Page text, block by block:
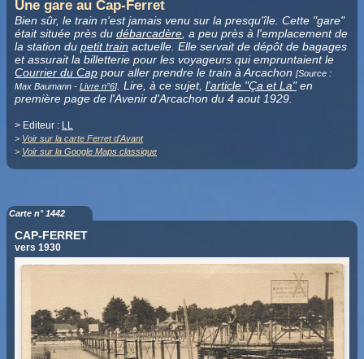
Une gare au Cap-Ferret
Bien sûr, le train n'est jamais venu sur la presqu'île. Cette "gare"
était située près du débarcadère, a peu près à l'emplacement de
la station du petit train actuelle. Elle servait de dépôt de bagages
et assurait la billetterie pour les voyageurs qui empruntaient le
Courrier du Cap pour aller prendre le train à Arcachon [Source :
Max Baumann - Livre n°6]. Lire, à ce sujet, l'article "Ça et La"en
première page de l'Avenir d'Arcachon du 4 aout 1929.
> Editeur : LL
> Voir sur la carte Ferret d'Avant
> Voir sur la Google Maps classique
Carte n° 1442
CAP-FERRET
vers 1930